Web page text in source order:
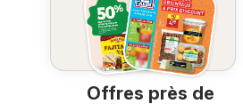
Offres près de